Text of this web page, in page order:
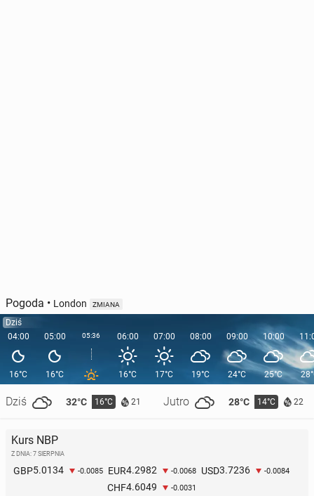
Pogoda • London ZMIANA
Dziś
04:00
16°C
Dziś 32°C 16°C 21 Jutro 28°C 14°C 22
05:00
16°C
05:36 06:00
16°C
07:00
17°C
08:00
19°C
09:00
24°C
10:00
25°C
Kurs NBP
Z DNIA: 7 SIERPNIA
GBP5.0134 -0.0085 EUR4.2982 -0.0068 USD3.7236 -0.0084
CHF4.6049 -0.0031